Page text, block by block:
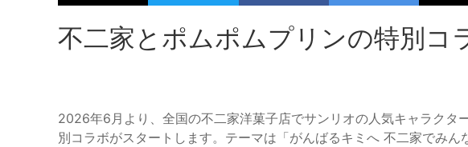
不二家とポムポムプリンの特別コ
2026年6月より、全国の不二家洋菓子店でサンリオの人気キャラクタ
別コラボがスタートします。テーマは「がんばるキミへ 不二家でみ